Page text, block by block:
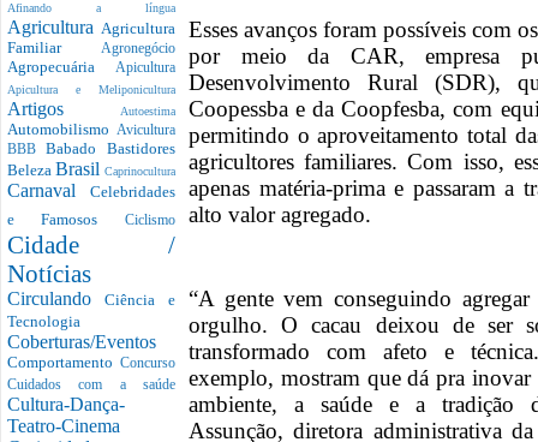
Afinando a língua
Agricultura Agricultura
Familiar Agronegócio
Agropecuária Apicultura
Apicultura e Meliponicultura
Artigos Autoestima
Automobilismo Avicultura
BBBBabado Bastidores
Beleza Brasil Caprinocultura
Carnaval Celebridades
e Famosos Ciclismo
Cidade /
Notícias
CirculandoCiência e
Tecnologia
Coberturas/Eventos
Comportamento Concurso
Cuidados com a saúde
Cultura-Dança-
Teatro-Cinema
Esses avanços foram possíveis com
por meio da CAR, empresa
Desenvolvimento Rural (SDR),
Coopessba e da Coopfesba, com
permitindo o aproveitamento total
agricultores familiares. Com isso,
apenas matéria-prima e passaram a
alto valor agregado.
“A gente vem conseguindo
orgulho. O cacau deixou de ser
transformado com afeto e
exemplo, mostram que dá pra
ambiente, a saúde e a tradição
Assunção, diretora administrativa